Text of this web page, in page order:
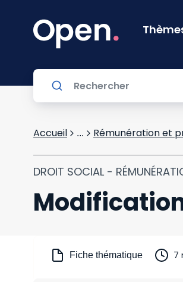
Accueil ... Rémunération et
DROIT SOCIAL -
Fiche thématique 7